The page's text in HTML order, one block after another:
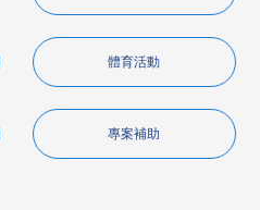
體育活動
專案補助